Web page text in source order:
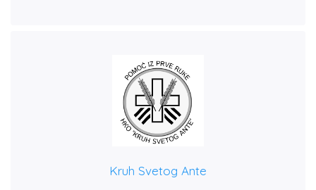
Kruh Svetog Ante